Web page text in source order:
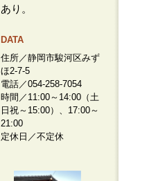
あり。
DATA
住所／静岡市駿河区みず
ほ2-7-5
電話／054-258-7054
時間／11:00～14:00（土
日祝～15:00）、17:00～
21:00
定休日／不定休